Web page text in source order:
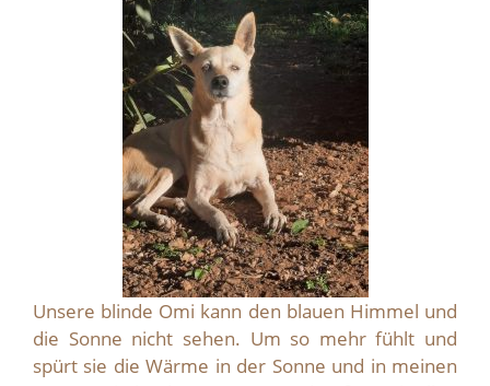
Unsere blinde Omi kann den blauen Himmel und
die Sonne nicht sehen. Um so mehr fühlt und
spürt sie die Wärme in der Sonne und in meinen